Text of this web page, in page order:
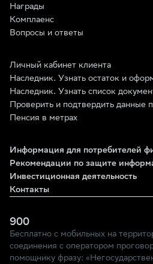
Награды
Комплаенс
Вопросы и ответы
Личный кабинет клиента
Наследник. Узнать остаток и
Наследник. Узнать список
Проверить и подтвердить данные
Пенсия в метрах
Информация для потребителей
Рекомендации по защите
Инвестиционная деятельность
Контакты
900
Бесплатно с мобильных на
соединения с оператором
помощнику фразу: